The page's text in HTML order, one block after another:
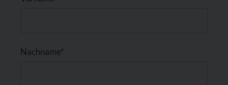
Nachname*